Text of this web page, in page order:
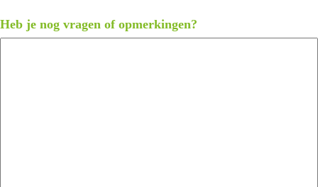
Heb je nog vragen of opmerkingen?